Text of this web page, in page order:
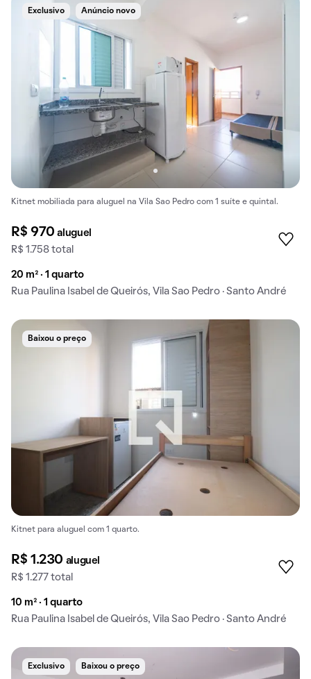
Exclusivo Anúncio novo
Kitnet mobiliada para aluguel na Vila Sao Pedro com 1 suíte e quintal.
R$ 970aluguel
R$ 1.758 total
20 m² · 1 quarto
Rua Paulina Isabel de Queirós, Vila Sao Pedro · Santo André
Baixou o preço
Kitnet para aluguel com 1 quarto.
R$ 1.230 aluguel
R$ 1.277 total
10 m² · 1 quarto
Rua Paulina Isabel de Queirós, Vila Sao Pedro · Santo André
Exclusivo Baixou o preço